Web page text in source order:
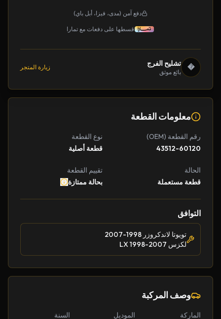
دفع آمن (مدى، فيزا، أبل باي)
قسطها على دفعات مع تمارا
� تشليح الفرج
بائع موثق
زيارة المتجر
معلومات القطعة
رقم القطعة (OEM)
43512-60120
نوع القطعة
قطعة أصلية
الحالة
قطعة مستعملة
تقييم القطعة
بحالة ممتازة
التوافق
تويوتا لاندكروزر 1998-2007
لكزس LX 1998-2007
وصف المركبة
الماركة الموديل السنة